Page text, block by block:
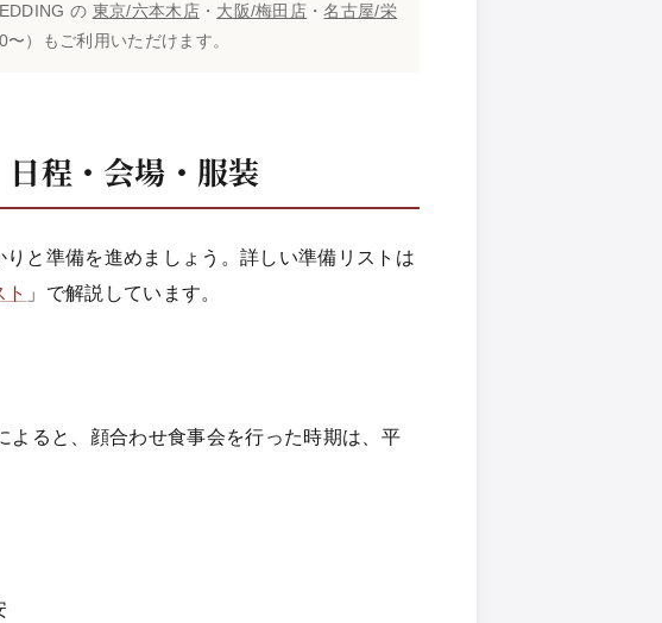
の 東京/六本木店・ 大阪/梅田店 ・名古屋/栄
）もご利用いただけます。
程・会場・服装
と準備を進めましょう。詳しい準備リストは
」で解説しています。
よると、顔合わせ食事会を行った時期は、平